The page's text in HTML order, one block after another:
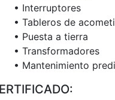
• Interruptores
• Tableros de
• Puesta a tierra
• Transformadores
• Mantenimiento